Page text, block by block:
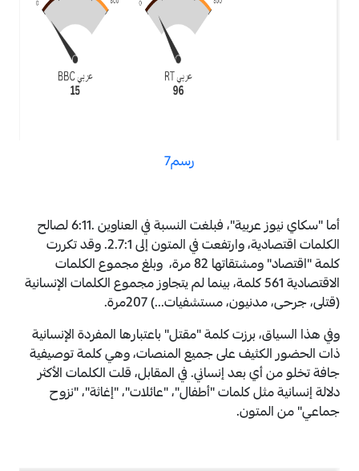
رسم7
أما "سكاي نيوز عربية"، فبلغت النسبة في العناوين .6:11 لصالح
الكلمات اقتصادية، وارتفعت في المتون إلى 2.7:1. وقد تكررت
كلمة "اقتصاد" ومشتقاتها 82 مرة، وبلغ مجموع الكلمات
الاقتصادية 561 كلمة، بينما لم يتجاوز مجموع الكلمات الإنسانية
(قتلى، جرحى، مدنيون، مستشفيات...) 207مرة.
وفي هذا السياق، برزت كلمة "مقتل" باعتبارها المفردة الإنسانية
ذات الحضور الكثيف على جميع المنصات، وهي كلمة توصيفية
جافة تخلو من أي بعد إنساني. في المقابل، قلت الكلمات الأكثر
دلالة إنسانية مثل كلمات "أطفال"، "عائلات"، "إغاثة"، "نزوح
جماعي" من المتون.